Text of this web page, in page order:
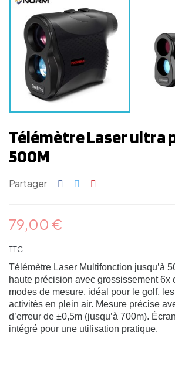
Télémètre Laser ultra
500M
Partager
79,00 €
TTC
Télémètre Laser Multifonction jusqu’à
haute précision avec grossissement 6x
modes de mesure, idéal pour le golf,
activités en plein air. Mesure précise
d’erreur de ±0,5m (jusqu’à 700m).
intégré pour une utilisation pratique.